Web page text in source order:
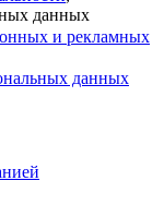
данных
и рекламных
данных